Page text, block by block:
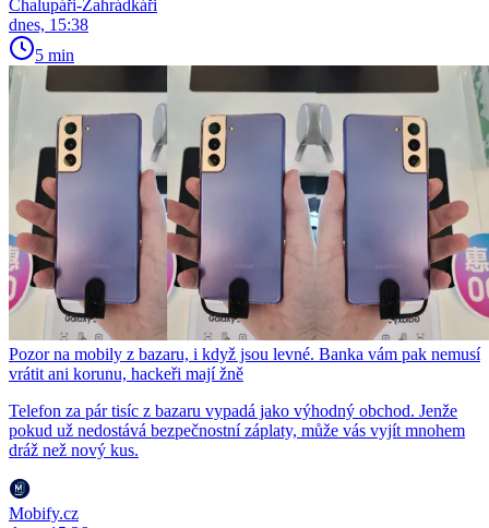
Chalupáři-Zahrádkáři
dnes, 15:38
5 min
Pozor na mobily z bazaru, i když jsou levné. Banka vám pak nemusí
vrátit ani korunu, hackeři mají žně
Telefon za pár tisíc z bazaru vypadá jako výhodný obchod. Jenže
pokud už nedostává bezpečnostní záplaty, může vás vyjít mnohem
dráž než nový kus.
Mobify.cz